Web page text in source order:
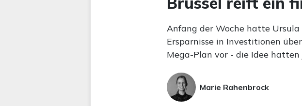
Anfang der Woche hatte
Ersparnisse in Investitionen
Mega-Plan vor - die Idee hatten
Marie Rahenbrock